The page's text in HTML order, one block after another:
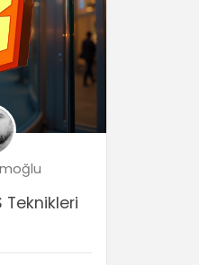
-1
Teknikleri